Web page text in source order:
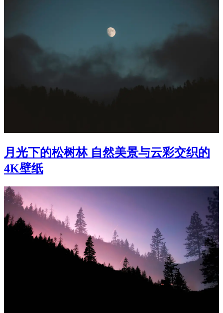
月光下的松树林 自然美景与云彩交织的
4K壁纸